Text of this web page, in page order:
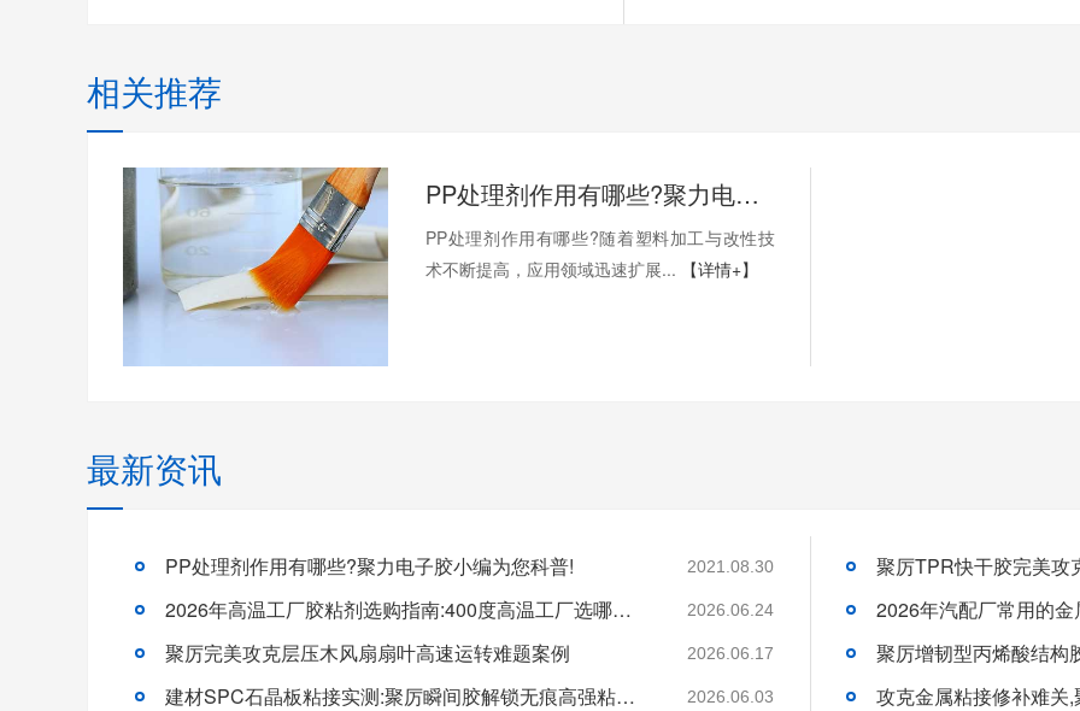
相关推荐
PP处理剂作用有哪些?聚力电子胶小编为您科普!
PP处理剂作用有哪些?随着塑料加工与改性技
术不断提高，应用领域迅速扩展...
【详情+】
最新资讯
PP处理剂作用有哪些?聚力电子胶小编为您科普! 2021.08.30
2026年高温工厂胶粘剂选购指南:400度高温工厂选哪一家才能稳得住生产线？ 2026.06.24
聚厉完美攻克层压木风扇扇叶高速运转难题案例 2026.06.17
建材SPC石晶板粘接实测:聚厉瞬间胶解锁无痕高强粘接方案 2026.06.03
聚厉TPR快干胶完美攻
聚厉增韧型丙烯酸结构
攻克金属粘接修补难关